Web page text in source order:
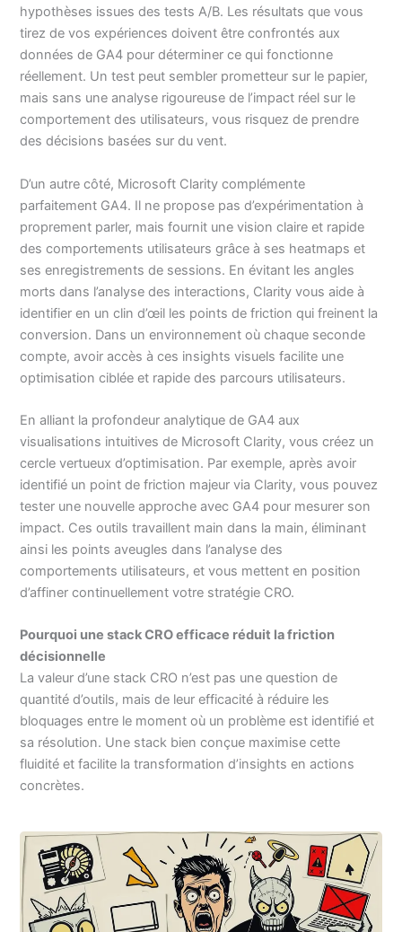
hypothèses issues des tests A/B. Les résultats que vous
tirez de vos expériences doivent être confrontés aux
données de GA4 pour déterminer ce qui fonctionne
réellement. Un test peut sembler prometteur sur le papier,
mais sans une analyse rigoureuse de l’impact réel sur le
comportement des utilisateurs, vous risquez de prendre
des décisions basées sur du vent.
D’un autre côté, Microsoft Clarity complémente
parfaitement GA4. Il ne propose pas d’expérimentation à
proprement parler, mais fournit une vision claire et rapide
des comportements utilisateurs grâce à ses heatmaps et
ses enregistrements de sessions. En évitant les angles
morts dans l’analyse des interactions, Clarity vous aide à
identifier en un clin d’œil les points de friction qui freinent la
conversion. Dans un environnement où chaque seconde
compte, avoir accès à ces insights visuels facilite une
optimisation ciblée et rapide des parcours utilisateurs.
En alliant la profondeur analytique de GA4 aux
visualisations intuitives de Microsoft Clarity, vous créez un
cercle vertueux d’optimisation. Par exemple, après avoir
identifié un point de friction majeur via Clarity, vous pouvez
tester une nouvelle approche avec GA4 pour mesurer son
impact. Ces outils travaillent main dans la main, éliminant
ainsi les points aveugles dans l’analyse des
comportements utilisateurs, et vous mettent en position
d’affiner continuellement votre stratégie CRO.
Pourquoi une stack CRO efficace réduit la friction
décisionnelle
La valeur d’une stack CRO n’est pas une question de
quantité d’outils, mais de leur efficacité à réduire les
bloquages entre le moment où un problème est identifié et
sa résolution. Une stack bien conçue maximise cette
fluidité et facilite la transformation d’insights en actions
concrètes.